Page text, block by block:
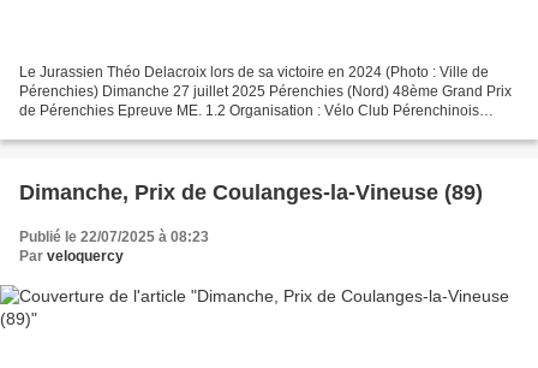
Le Jurassien Théo Delacroix lors de sa victoire en 2024 (Photo : Ville de
Pérenchies) Dimanche 27 juillet 2025 Pérenchies (Nord) 48ème Grand Prix
de Pérenchies Epreuve ME. 1.2 Organisation : Vélo Club Pérenchinois
Dimanche, Prix de Coulanges-la-Vineuse (89)
Publié le 22/07/2025 à 08:23
Par veloquercy